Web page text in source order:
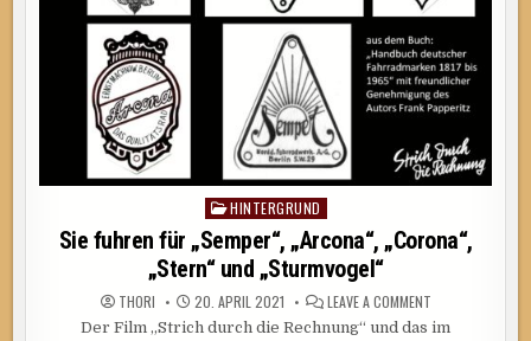
Posted
in
HINTERGRUND
Sie fuhren für „Semper“, „Arcona“, „Corona“,
„Stern“ und „Sturmvogel“
THORI 20. APRIL 2021 LEAVE A COMMENTON
FUHREN
Der Film „Strich durch die Rechnung“ und das im